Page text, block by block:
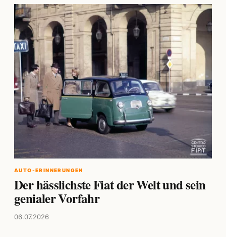
AUTO-ERINNERUNGEN
Der hässlichste Fiat der Welt und sein
genialer Vorfahr
06.07.2026